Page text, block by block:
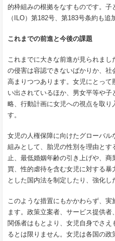
的枠組みの根拠をなすものです。
（ILO）第182号、第183号条約も追
これまでの前進と今後の課題
これまでに大きな前進が見られま
の侵害は容認できないばかりか、
高まりつつあります。女児にとっ
い出されているほか、男女平等や
略、行動計画に女児への視点を取り
す。
女児の人権保障に向けたグローバル
組みとして、胎児の性別を理由と
止、最低婚姻年齢の引き上げや、
買、性的虐待を含む女児に対する
とした国内法を制定したり、強化し
このような措置にもかかわらず、
ます。政策立案者、サービス提供
関係者はもとより、女児自身でさ
るとは限りません。女児は各国の